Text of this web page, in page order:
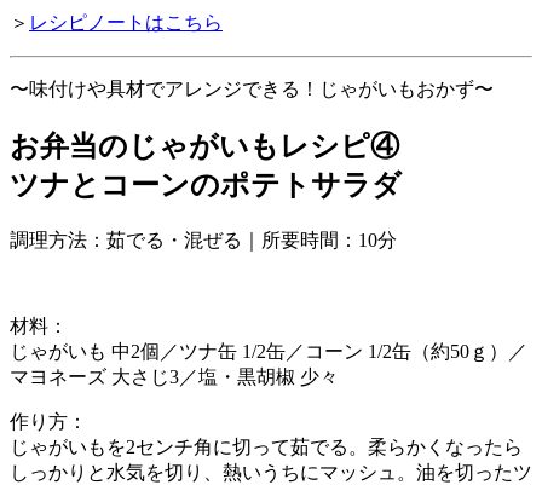
＞ レシピノートはこちら
〜味付けや具材でアレンジできる！じゃがいもおかず〜
お弁当のじゃがいもレシピ④
ツナとコーンのポテトサラダ
調理方法：茹でる・混ぜる｜所要時間：10分
材料：
じゃがいも 中2個／ツナ缶 1/2缶／コーン 1/2缶（約50ｇ）／
マヨネーズ 大さじ3／塩・黒胡椒 少々
作り方：
じゃがいもを2センチ角に切って茹でる。柔らかくなったら
しっかりと水気を切り、熱いうちにマッシュ。油を切ったツ